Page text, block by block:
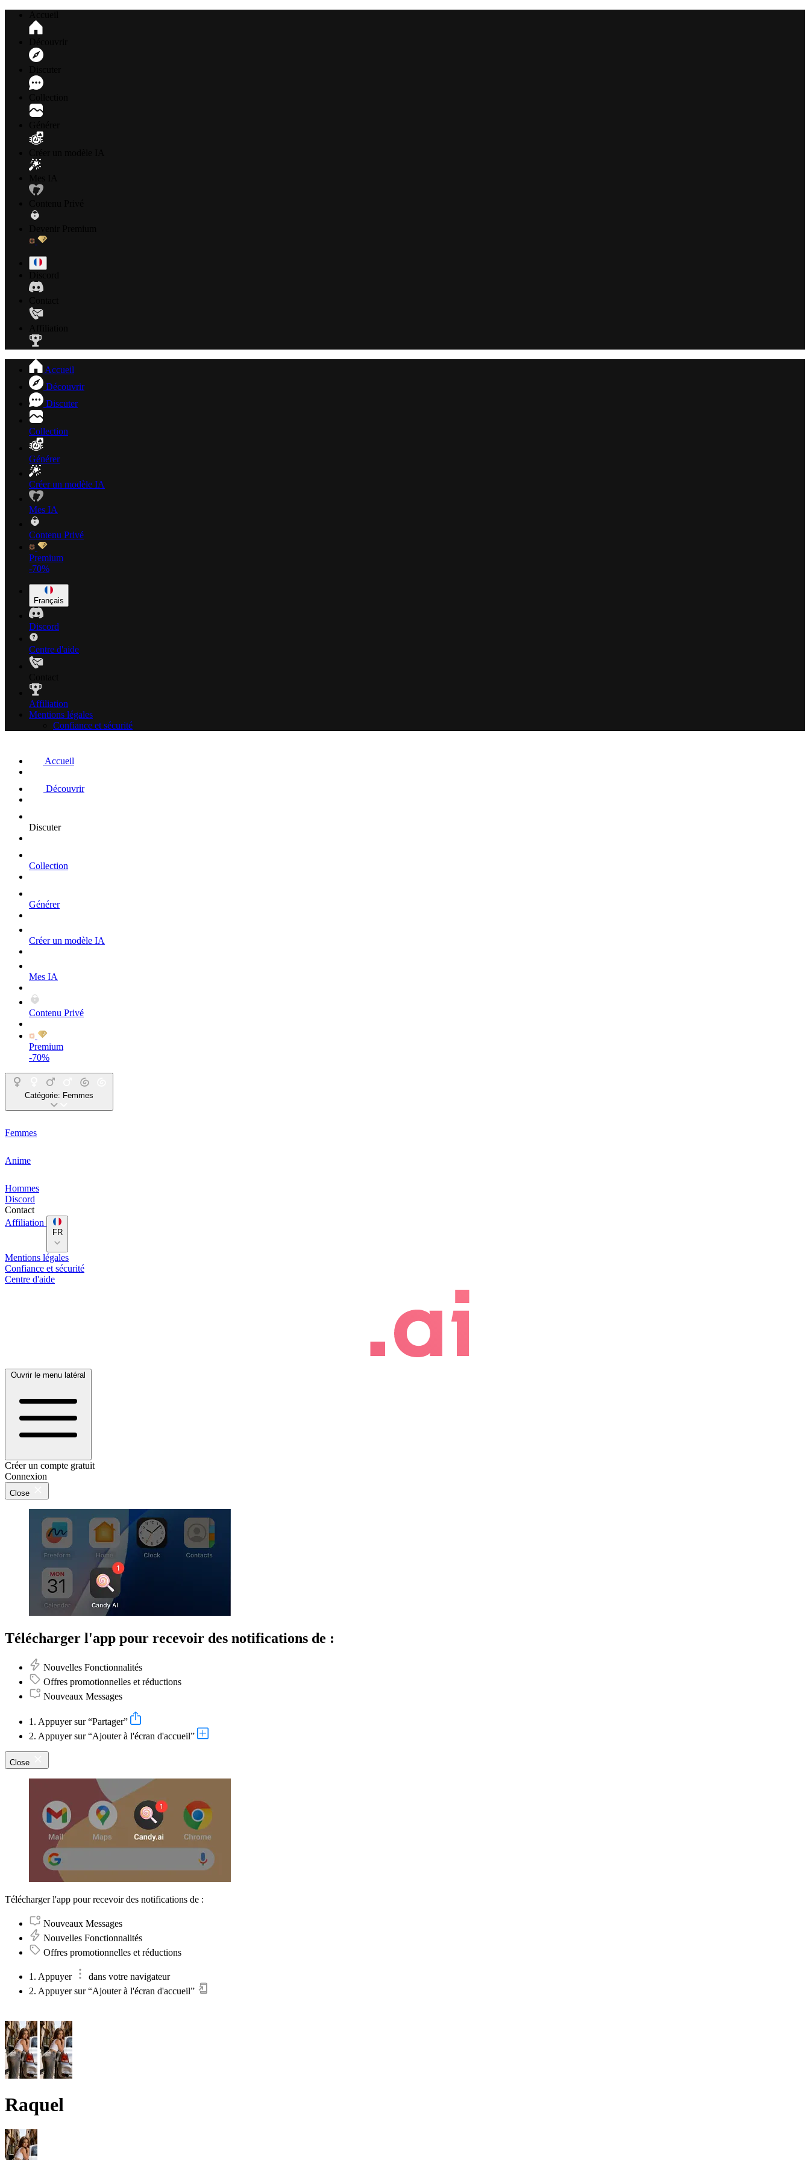
Accueil
Découvrir
Discuter
Collection
Générer
Créer un modèle IA
Mes IA
Contenu Privé
Premium
-70%
Français
Discord
Centre d'aide
Affiliation
Mentions légales
Confiance et sécurité
Accueil
Découvrir
Discuter
Collection
Générer
Créer un modèle IA
Mes IA
Contenu Privé
Premium
-70%
Catégorie: Femmes
Femmes
Anime
Hommes
Discord
Contact
Affiliation
FR
Mentions légales
Confiance et sécurité
Centre d'aide
Ouvrir le menu latéral
Créer un compte gratuit
Connexion
Close
Télécharger l'app pour recevoir des notifications de :
Nouvelles Fonctionnalités
Offres promotionnelles et réductions
Nouveaux Messages
1. Appuyer sur “Partager”
2. Appuyer sur “Ajouter à l'écran d'accueil”
Close
Télécharger l'app pour recevoir des notifications de :
Nouveaux Messages
Nouvelles Fonctionnalités
Offres promotionnelles et réductions
1. Appuyer
dans votre navigateur
2. Appuyer sur “Ajouter à l'écran d'accueil”
Raquel